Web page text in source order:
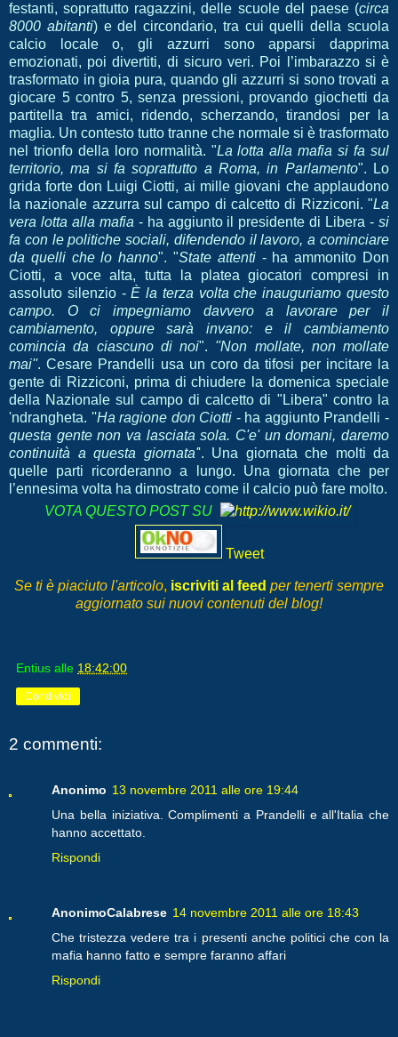
festanti, soprattutto ragazzini, delle scuole del paese (circa
8000 abitanti) e del circondario, tra cui quelli della scuola
calcio locale o, gli azzurri sono apparsi dapprima
emozionati, poi divertiti, di sicuro veri. Poi l’imbarazzo si è
trasformato in gioia pura, quando gli azzurri si sono trovati a
giocare 5 contro 5, senza pressioni, provando giochetti da
partitella tra amici, ridendo, scherzando, tirandosi per la
maglia. Un contesto tutto tranne che normale si è trasformato
nel trionfo della loro normalità. "La lotta alla mafia si fa sul
territorio, ma si fa soprattutto a Roma, in Parlamento". Lo
grida forte don Luigi Ciotti, ai mille giovani che applaudono
la nazionale azzurra sul campo di calcetto di Rizziconi. "La
vera lotta alla mafia- ha aggiunto il presidente di Libera - si
fa con le politiche sociali, difendendo il lavoro, a cominciare
da quelli che lo hanno". "State attenti- ha ammonito Don
Ciotti, a voce alta, tutta la platea giocatori compresi in
assoluto silenzio -È la terza volta che inauguriamo questo
campo. O ci impegniamo davvero a lavorare per il
cambiamento, oppure sarà invano: e il cambiamento
comincia da ciascuno di noi". ''Non mollate, non mollate
mai''. Cesare Prandelli usa un coro da tifosi per incitare la
gente di Rizziconi, prima di chiudere la domenica speciale
della Nazionale sul campo di calcetto di "Libera" contro la
'ndrangheta. ''Ha ragione don Ciotti - ha aggiunto Prandelli -
questa gente non va lasciata sola. C'e' un domani, daremo
continuità a questa giornata''. Una giornata che molti da
quelle parti ricorderanno a lungo. Una giornata che per
l’ennesima volta ha dimostrato come il calcio può fare molto.
VOTA QUESTO POST SU
Tweet
Se ti è piaciuto l'articolo, iscriviti al feed per tenerti sempre
aggiornato sui nuovi contenuti del blog!
Entius alle 18:42:00
Condividi
2 commenti:
Anonimo 13 novembre 2011 alle ore 19:44
Una bella iniziativa. Complimenti a Prandelli e all'Italia che
hanno accettato.
Rispondi
AnonimoCalabrese 14 novembre 2011 alle ore 18:43
Che tristezza vedere tra i presenti anche politici che con la
mafia hanno fatto e sempre faranno affari
Rispondi